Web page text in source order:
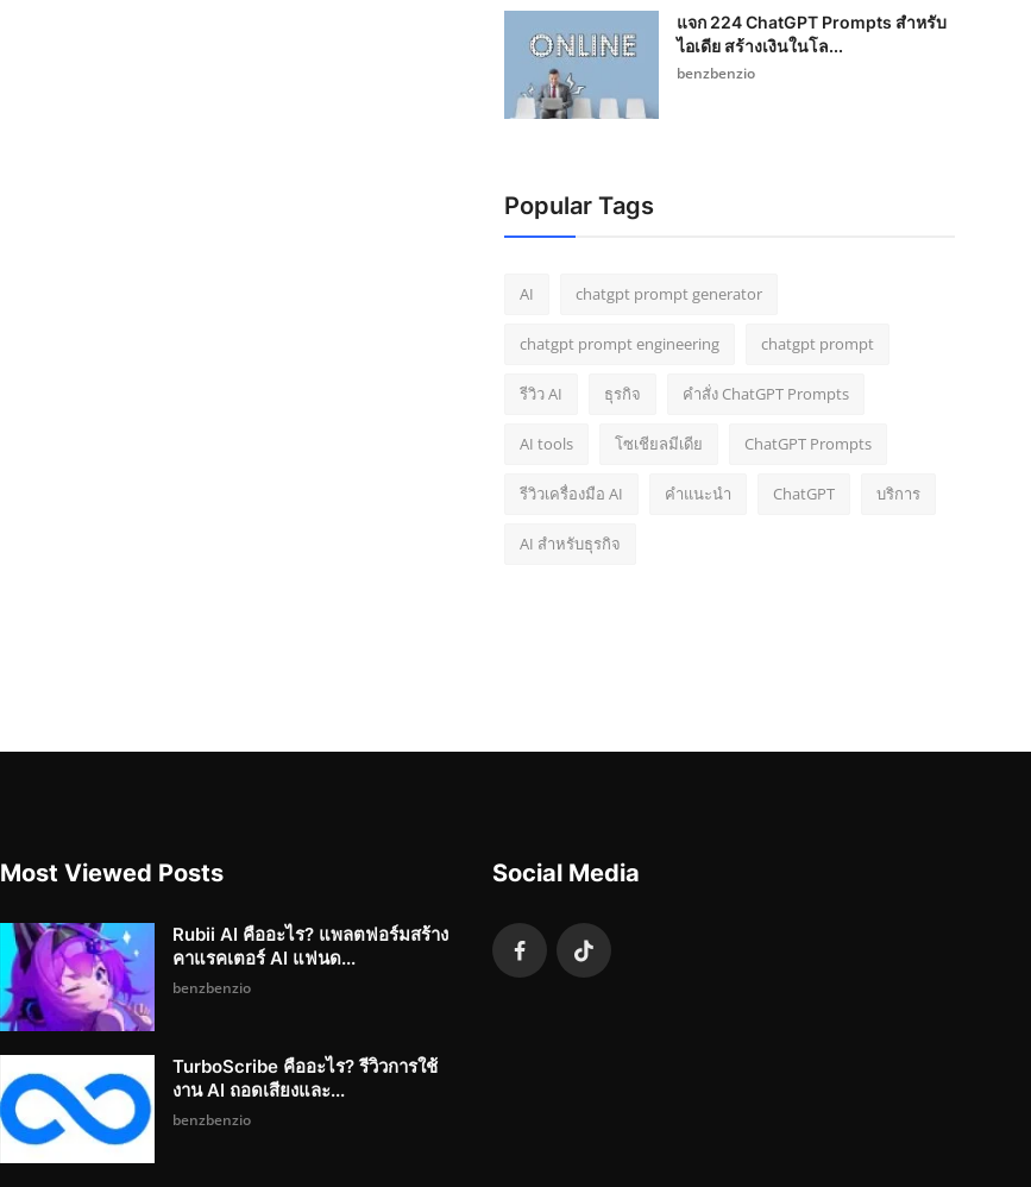
แจก 224 ChatGPT Prompts สำหรับ
ไอเดีย สร้างเงินในโล...
benzbenzio
Popular Tags
AI chatgpt prompt generator
chatgpt prompt engineering chatgpt prompt
รีวิว AI ธุรกิจ คำสั่ง ChatGPT Prompts
AI tools โซเชียลมีเดีย ChatGPT Prompts
รีวิวเครื่องมือ AI คำแนะนำ ChatGPT บริการ
AI สำหรับธุรกิจ
Most Viewed Posts
Rubii AI คืออะไร? แพลตฟอร์มสร้าง
คาแรคเตอร์ AI แฟนด...
benzbenzio
TurboScribe คืออะไร? รีวิวการใช้
งาน AI ถอดเสียงและ...
benzbenzio
Social Media